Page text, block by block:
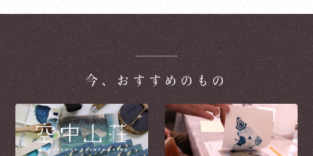
今、おすすめのもの